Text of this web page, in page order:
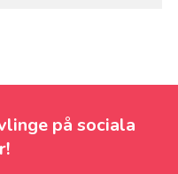
på sociala